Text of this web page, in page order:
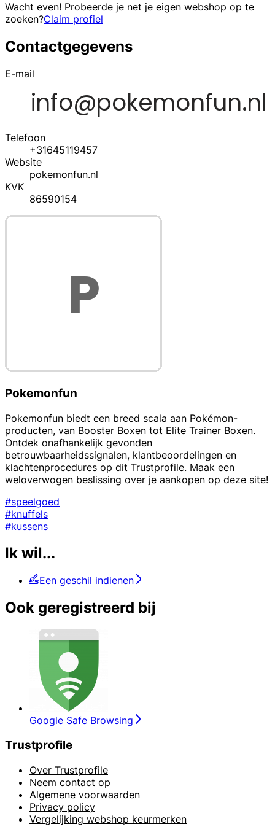
Wacht even! Probeerde je net je eigen webshop op te
zoeken?Claim profiel
Contactgegevens
E-mail
Telefoon
+31645119457
Website
pokemonfun.nl
KVK
86590154
Pokemonfun
Pokemonfun biedt een breed scala aan Pokémon-
producten, van Booster Boxen tot Elite Trainer Boxen.
Ontdek onafhankelijk gevonden
betrouwbaarheidssignalen, klantbeoordelingen en
klachtenprocedures op dit Trustprofile. Maak een
weloverwogen beslissing over je aankopen op deze site!
#speelgoed
#knuffels
#kussens
Ik wil...
Een geschil indienen
Ook geregistreerd bij
Google Safe Browsing
Trustprofile
Over Trustprofile
Neem contact op
Algemene voorwaarden
Privacy policy
Vergelijking webshop keurmerken